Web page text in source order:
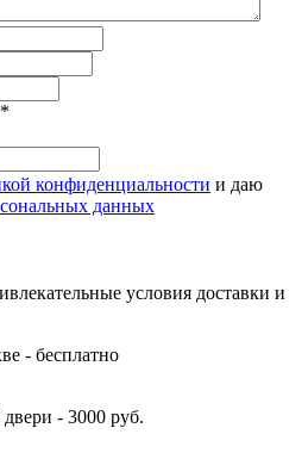
*
конфиденциальности и даю
данных
условия доставки и
- бесплатно
- 3000 руб.